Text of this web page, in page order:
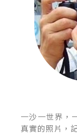
一沙一世界，
真實的照片，